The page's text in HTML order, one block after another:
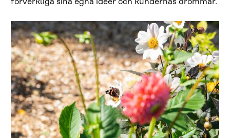
förverkliga sina egna idéer och kundernas drömmar.